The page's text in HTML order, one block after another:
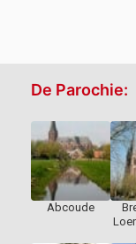
De Parochie:
Abcoude